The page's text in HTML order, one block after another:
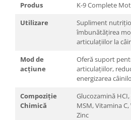
Produs
K-9 Complete
Utilizare
Supliment
îmbunătățirea
articulațiilor la
Mod de
acțiune
Oferă suport
articulațiilor,
energizarea
Compoziție
Chimică
Glucozamină
MSM, Vitamina
Zinc